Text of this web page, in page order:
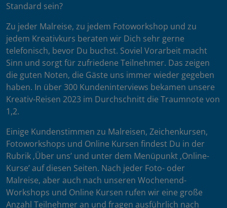
Standard sein?
Zu jeder Malreise, zu jedem Fotoworkshop und zu
jedem Kreativkurs beraten wir Dich sehr gerne
telefonisch, bevor Du buchst. Soviel Vorarbeit macht
Sinn und sorgt für zufriedene Teilnehmer. Das zeigen
die guten Noten, die Gäste uns immer wieder gegeben
haben. In über 300 Kundeninterviews bekamen unsere
Kreativ-Reisen 2023 im Durchschnitt die Traumnote von
1,2.
Einige Kundenstimmen zu Malreisen, Zeichenkursen,
Fotoworkshops und Online Kursen findest Du in der
Rubrik ‚Über uns’ und unter dem Menüpunkt ‚Online-
Kurse’ auf diesen Seiten. Nach jeder Foto- oder
Malreise, aber auch nach unseren Wochenend-
Workshops und Online Kursen rufen wir eine große
Anzahl Teilnehmer an und fragen ausführlich nach